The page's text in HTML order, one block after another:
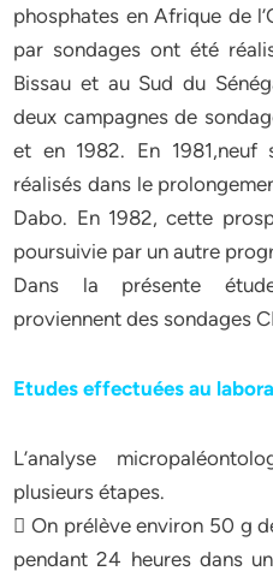
phosphates en Afrique de
par sondages ont été
Bissau et au Sud du
deux campagnes de
et en 1982. En
réalisés dans le
Dabo. En 1982, cette
poursuivie par un autre
Dans la présente
proviennent des sondages
Etudes effectuées au
L’analyse
plusieurs étapes.
 On prélève environ 50 g
pendant 24 heures dans